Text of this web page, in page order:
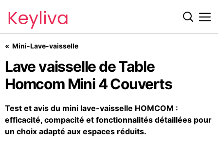
Mini-Lave-vaisselle
Lave vaisselle de Table Homcom Mini 4 Couverts
Lave vaisselle de Table
Homcom Mini 4 Couverts
Test et avis du mini lave-vaisselle HOMCOM :
efficacité, compacité et fonctionnalités détaillées pour
un choix adapté aux espaces réduits.